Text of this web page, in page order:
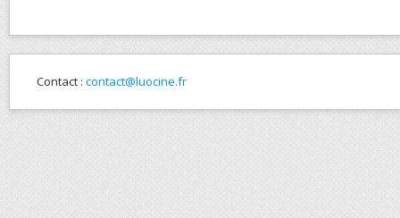
Contact : contact@luocine.fr